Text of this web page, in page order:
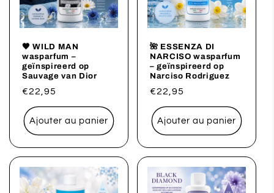
🖤 WILD MAN
wasparfum –
geïnspireerd op
Sauvage van Dior
Prix
habituel
€22,95
Ajouter au panier
🌺 ESSENZA DI
NARCISO wasparfum
– geïnspireerd op
Narciso Rodriguez
Prix
habituel
€22,95
Ajouter au panier